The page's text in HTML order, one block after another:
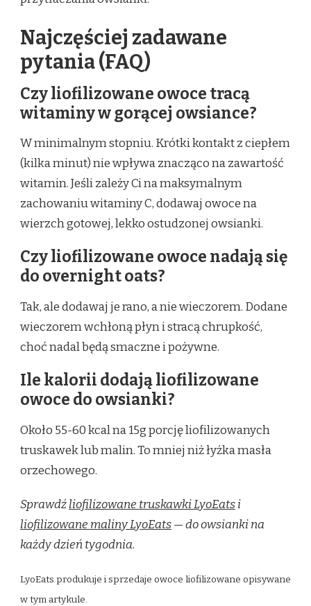
Najczęściej zadawane
pytania (FAQ)
Czy liofilizowane owoce tracą
witaminy w gorącej owsiance?
W minimalnym stopniu. Krótki kontakt z ciepłem
(kilka minut) nie wpływa znacząco na zawartość
witamin. Jeśli zależy Ci na maksymalnym
zachowaniu witaminy C, dodawaj owoce na
wierzch gotowej, lekko ostudzonej owsianki.
Czy liofilizowane owoce nadają się
do overnight oats?
Tak, ale dodawaj je rano, a nie wieczorem. Dodane
wieczorem wchłoną płyn i stracą chrupkość,
choć nadal będą smaczne i pożywne.
Ile kalorii dodają liofilizowane
owoce do owsianki?
Około 55-60 kcal na 15g porcję liofilizowanych
truskawek lub malin. To mniej niż łyżka masła
orzechowego.
Sprawdźliofilizowane truskawki LyoEatsi
liofilizowane maliny LyoEats— do owsianki na
każdy dzień tygodnia.
LyoEats produkuje i sprzedaje owoce liofilizowane opisywane
w tym artykule.